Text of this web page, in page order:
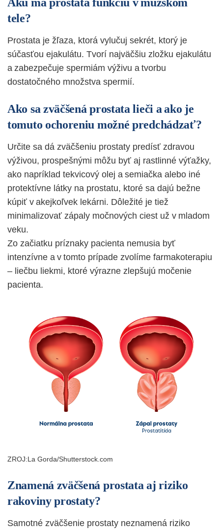
tele?
Prostata je žľaza, ktorá vylučuj sekrét, ktorý je
súčasťou ejakulátu. Tvorí najväčšiu zložku ejakulátu
a zabezpečuje spermiám výživu a tvorbu
dostatočného množstva spermií.
Ako sa zväčšená prostata lieči a ako je
tomuto ochoreniu možné predchádzať?
Určite sa dá zväčšeniu prostaty predísť zdravou
výživou, prospešnými môžu byť aj rastlinné výťažky,
ako napríklad tekvicový olej a semiačka alebo iné
protektívne látky na prostatu, ktoré sa dajú bežne
kúpiť v akejkoľvek lekárni. Dôležité je tiež
minimalizovať zápaly močnových ciest už v mladom
veku.
Zo začiatku príznaky pacienta nemusia byť
intenzívne a v tomto prípade zvolíme farmakoterapiu
– liečbu liekmi, ktoré výrazne zlepšujú močenie
pacienta.
ZROJ:La Gorda/Shutterstock.com
Znamená zväčšená prostata aj riziko
rakoviny prostaty?
Samotné zväčšenie prostaty neznamená riziko